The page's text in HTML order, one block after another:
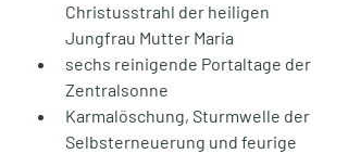
Christusstrahl der heiligen
Jungfrau Mutter Maria
sechs reinigende Portaltage der
Zentralsonne
Karmalöschung, Sturmwelle der
Selbsterneuerung und feurige